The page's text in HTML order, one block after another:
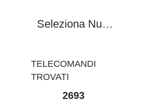
TELECOMANDI
TROVATI
2693